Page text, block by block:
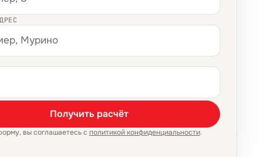
Получить расчёт
вы соглашаетесь с политикой конфиденциальности.